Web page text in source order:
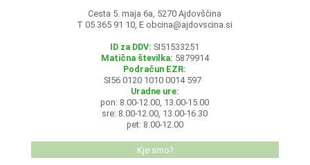
Cesta 5. maja 6a, 5270 Ajdovščina
T 05 365 91 10, E obcina@ajdovscina.si
ID za DDV: SI51533251
Matična številka: 5879914
Podračun EZR:
SI56 0120 1010 0014 597
Uradne ure:
pon: 8.00-12.00, 13.00-15.00
sre: 8.00-12.00, 13.00-16.30
pet: 8.00-12.00
Kje smo?